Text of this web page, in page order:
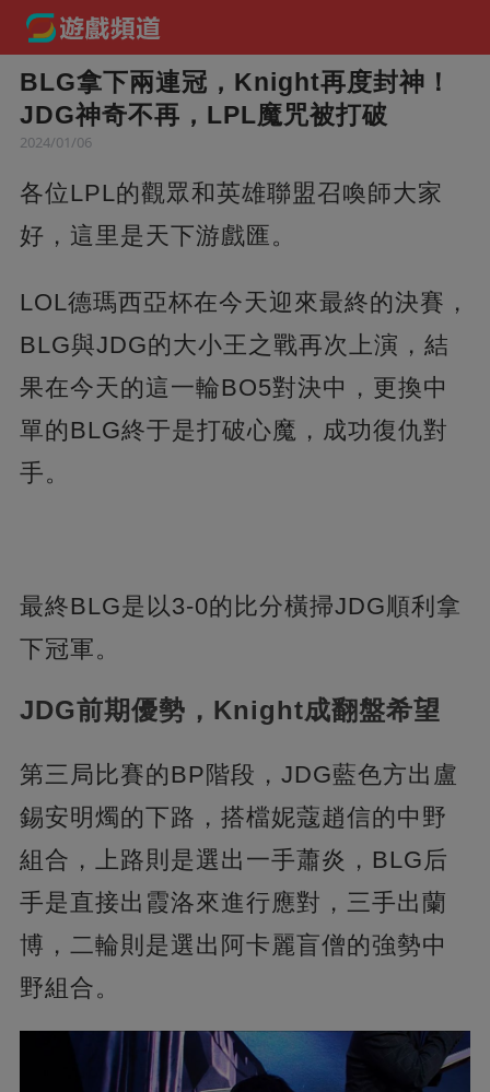
BLG拿下兩連冠，Knight再度封神！
JDG神奇不再，LPL魔咒被打破
2024/01/06
各位LPL的觀眾和英雄聯盟召喚師大家
好，這里是天下游戲匯。
LOL德瑪西亞杯在今天迎來最終的決賽，
BLG與JDG的大小王之戰再次上演，結
果在今天的這一輪BO5對決中，更換中
單的BLG終于是打破心魔，成功復仇對
手。
最終BLG是以3-0的比分橫掃JDG順利拿
下冠軍。
JDG前期優勢，Knight成翻盤希望
第三局比賽的BP階段，JDG藍色方出盧
錫安明燭的下路，搭檔妮蔻趙信的中野
組合，上路則是選出一手蕭炎，BLG后
手是直接出霞洛來進行應對，三手出蘭
博，二輪則是選出阿卡麗盲僧的強勢中
野組合。